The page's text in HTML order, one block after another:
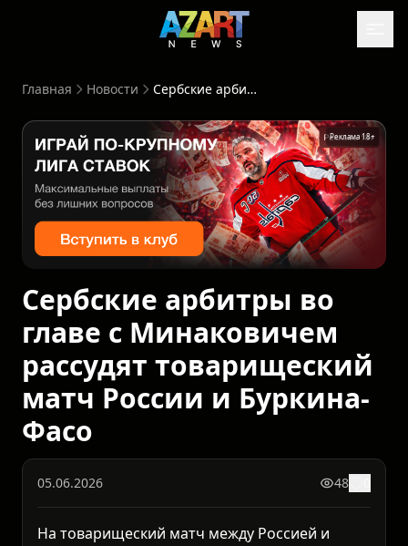
Главная Новости Сербские арбитры во главе с Минаковичем рассудят товарищеский матч России и Буркина-Фасо
Реклама 18+
Сербские арбитры во
главе с Минаковичем
рассудят товарищеский
матч России и Буркина-
Фасо
05.06.2026 48
На товарищеский матч между Россией и